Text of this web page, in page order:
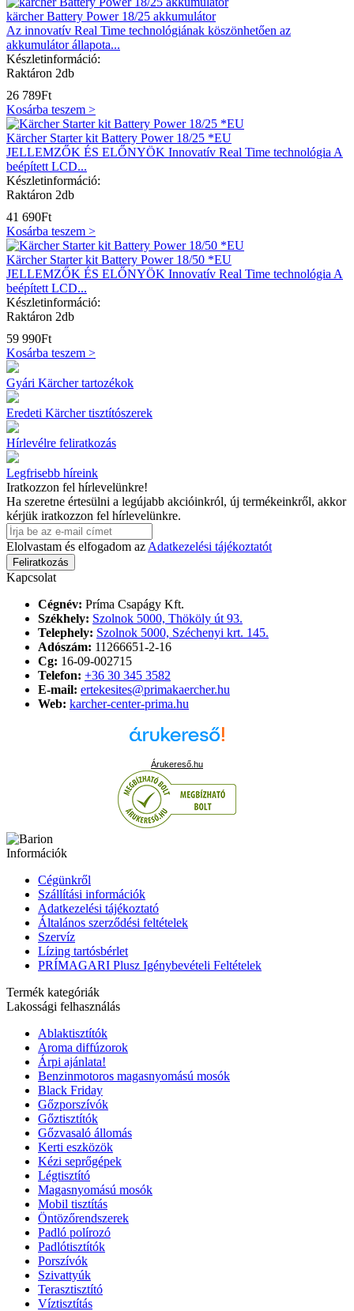
kärcher Battery Power 18/25 akkumulátor
Az innovatív Real Time technológiának köszönhetően az
akkumulátor állapota...
Készletinformáció:
Raktáron 2db
26 789Ft
Kosárba teszem >
Kärcher Starter kit Battery Power 18/25 *EU
JELLEMZŐK ÉS ELŐNYÖK Innovatív Real Time technológia A
beépített LCD...
Készletinformáció:
Raktáron 2db
41 690Ft
Kosárba teszem >
Kärcher Starter kit Battery Power 18/50 *EU
JELLEMZŐK ÉS ELŐNYÖK Innovatív Real Time technológia A
beépített LCD...
Készletinformáció:
Raktáron 2db
59 990Ft
Kosárba teszem >
Gyári Kärcher tartozékok
Eredeti Kärcher tisztítószerek
Hírlevélre feliratkozás
Legfrisebb híreink
Iratkozzon fel hírlevelünkre!
Ha szeretne értesülni a legújabb akcióinkról, új termékeinkről, akkor
kérjük iratkozzon fel hírlevelünkre.
Elolvastam és elfogadom az Adatkezelési tájékoztatót
Feliratkozás
Kapcsolat
Cégnév: Príma Csapágy Kft.
Székhely: Szolnok 5000, Thököly út 93.
Telephely: Szolnok 5000, Széchenyi krt. 145.
Adószám: 11266651-2-16
Cg: 16-09-002715
Telefon: +36 30 345 3582
E-mail: ertekesites@primakaercher.hu
Web: karcher-center-prima.hu
Árukereső.hu
Információk
Cégünkről
Szállítási információk
Adatkezelési tájékoztató
Általános szerződési feltételek
Szervíz
Lízing tartósbérlet
PRÍMAGARI Plusz Igénybevételi Feltételek
Termék kategóriák
Lakossági felhasználás
Ablaktisztítók
Aroma diffúzorok
Árpi ajánlata!
Benzinmotoros magasnyomású mosók
Black Friday
Gőzporszívók
Gőztisztítók
Gőzvasaló állomás
Kerti eszközök
Kézi seprőgépek
Légtisztító
Magasnyomású mosók
Mobil tisztítás
Öntözőrendszerek
Padló polírozó
Padlótisztítók
Porszívók
Szivattyúk
Terasztisztító
Víztisztítás